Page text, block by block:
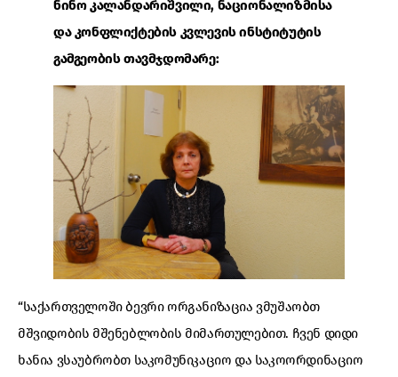
ნინო კალანდარიშვილი, ნაციონალიზმისა
და კონფლიქტების კვლევის ინსტიტუტის
გამგეობის თავმჯდომარე:
“საქართველოში ბევრი ორგანიზაცია ვმუშაობთ
მშვიდობის მშენებლობის მიმართულებით. ჩვენ დიდი
ხანია ვსაუბრობთ საკომუნიკაციო და საკოორდინაციო